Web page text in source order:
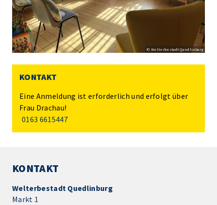
© Welterbestadt Quedlinburg
KONTAKT
Eine Anmeldung ist erforderlich und erfolgt über
Frau Drachau!
0163 6615447
KONTAKT
Welterbestadt Quedlinburg
Markt 1